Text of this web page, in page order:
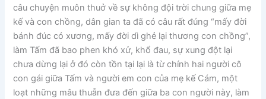
câu chuyện muôn thuở về sự không đội trời chung giữa mẹ
kế và con chồng, dân gian ta đã có câu rất đúng “mấy đời
bánh đúc có xương, mấy đời dì ghẻ lại thương con chồng”,
làm Tấm đã bao phen khó xử, khổ đau, sự xung đột lại
chưa dừng lại ở đó còn tồn tại lại là từ chính hai người cô
con gái giữa Tấm và người em con của mẹ kế Cám, một
loạt những mâu thuẫn đưa đến giữa ba con người này, làm